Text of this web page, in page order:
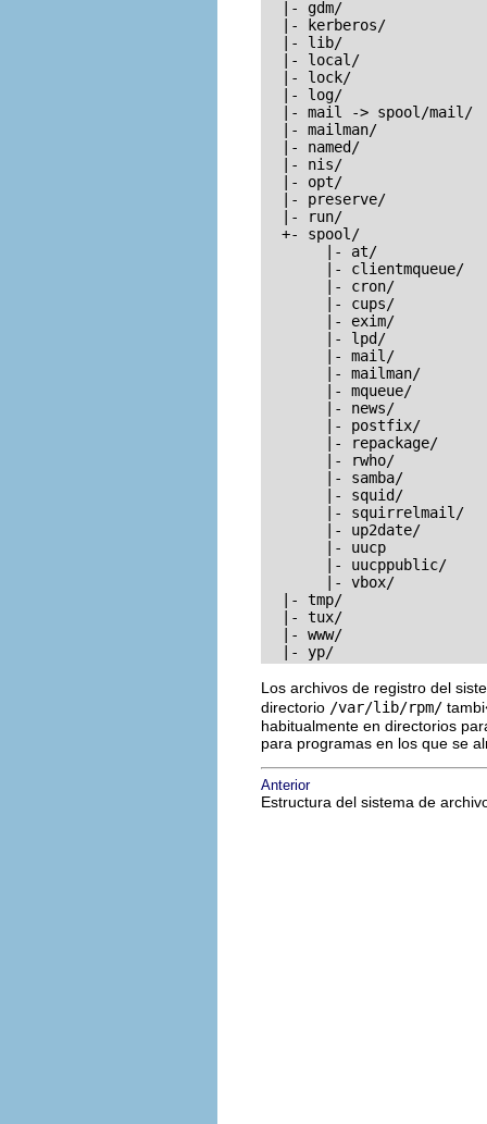
  |- gdm/
  |- kerberos/
  |- lib/
  |- local/
  |- lock/
  |- log/
  |- mail -> spool/mail/
  |- mailman/
  |- named/
  |- nis/
  |- opt/
  |- preserve/
  |- run/
  +- spool/
       |- at/
       |- clientmqueue/
       |- cron/
       |- cups/
       |- exim/
       |- lpd/
       |- mail/
       |- mailman/
       |- mqueue/
       |- news/
       |- postfix/
       |- repackage/
       |- rwho/
       |- samba/
       |- squid/
       |- squirrelmail/
       |- up2date/
       |- uucp
       |- uucppublic/
       |- vbox/
  |- tmp/
  |- tux/
  |- www/
  |- yp/
Los archivos de registro del
directorio /var/lib/rpm/
habitualmente en directorios
para programas en los que se
Anterior
Estructura del sistema de